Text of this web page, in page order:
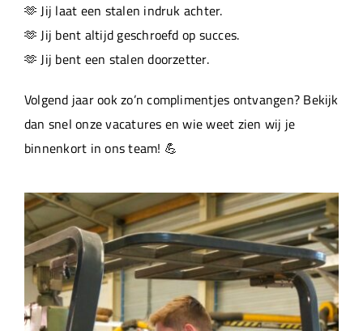
🫶 Jij laat een stalen indruk achter.
🫶 Jij bent altijd geschroefd op succes.
🫶 Jij bent een stalen doorzetter.
Volgend jaar ook zo’n complimentjes ontvangen? Bekijk
dan snel onze vacatures en wie weet zien wij je
binnenkort in ons team! 💪